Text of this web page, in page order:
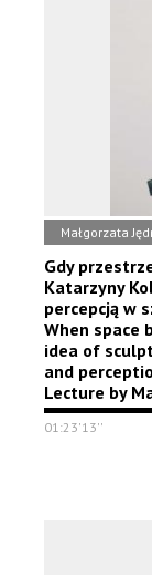
Małgorzata
Gdy
Katarzyny
percepcją w
When space
idea of
and
Lecture by
01:23'13''